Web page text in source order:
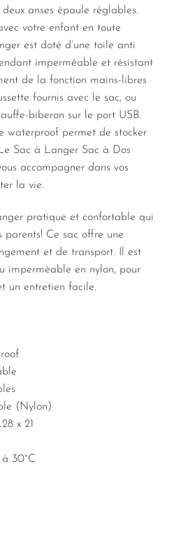
anses épaule réglables.
votre enfant en toute
est doté d’une toile anti
imperméable et résistant
de la fonction mains-libres
fournis avec le sac, ou
biberon sur le port USB.
waterproof permet de stocker
Sac à Langer Sac à Dos
accompagner dans vos
la vie.
pratique et confortable qui
parents! Ce sac offre une
et de transport. Il est
imperméable en nylon, pour
un entretien facile.
(Nylon)
x 21
30°C